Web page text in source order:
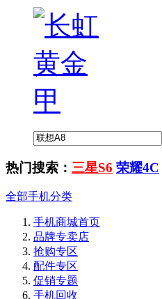
热门搜索： 三星S6 荣耀4C
全部手机分类
手机商城首页
品牌专卖店
抢购专区
配件专区
促销专题
手机回收